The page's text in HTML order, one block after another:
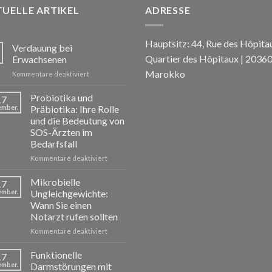
ARTIKEL
Verdauung bei
Erwachsenen
Kommentare deaktiviertfür
Digestion
chez
l’Adulte
Probiotika und
Präbiotika: Ihre Rolle
und die Bedeutung von
SOS-Ärzten im
Bedarfsfall
Kommentare deaktiviertfür
:
Rôle
et
Mikrobielle
Ungleichgewichte:
Wann Sie einen
Notarzt rufen sollten
Kommentare deaktiviertfür
Funktionelle
Darmstörungen mit
ADRESSE
Hauptsitz: 44, Rue des
Quartier des Hôpitaux | 20360,
Marokko